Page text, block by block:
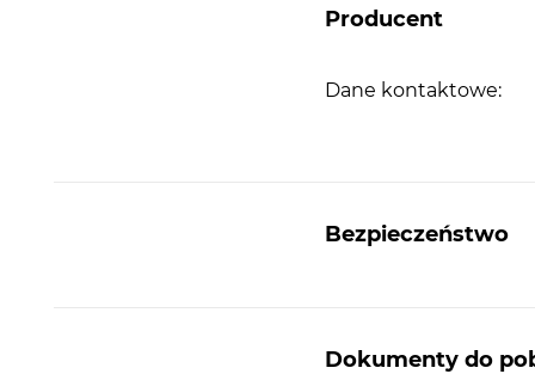
Producent
Dane kontaktowe:
Bezpieczeństwo
Dokumenty do